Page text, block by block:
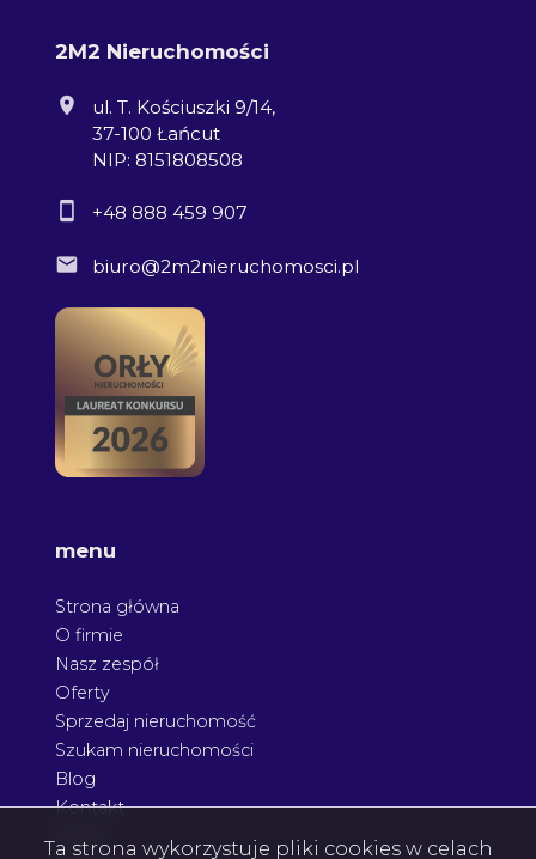
2M2 Nieruchomości
ul. T. Kościuszki 9/14,
37-100 Łańcut
NIP: 8151808508
+48 888 459 907
biuro@2m2nieruchomosci.pl
menu
Strona główna
O firmie
Nasz zespół
Oferty
Sprzedaj nieruchomość
Szukam nieruchomości
Blog
Kontakt
Ta strona wykorzystuje pliki cookies w celach